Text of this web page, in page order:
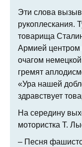
Эти слова
рукоплескания.
товарища
Армией центром
очагом
гремят
«Ура нашей
здравствует
На середину
мотористка T.
– Песня